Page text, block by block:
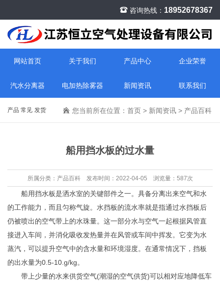
咨询热线： 18952678367
网站首页 关于我们 产品中心 企业荣誉
汽水分离器 电加热除雾器 新闻资讯 联系我们
产品 常见 发货 您当前所在位置： 首页 > 新闻资讯 > 产品百科
船用挡水板的过水量
所属分类：产品百科 发布时间：2022-04-05 浏览量： 587次
船用挡水板是洒水室的关键部件之一。具备分离出来空气和水
的工作能力，而且匀称气旋。水挡板的流水率就是指通过水挡板后
仍被喷出的空气带上的水珠量。这一部分水与空气一起根据风管直
接进入车间，并消化吸收发热量并在风管或车间中挥发。它变为水
蒸汽，可以提升空气中的含水量和环境湿度。在通常情况下，挡板
的出水量为0.5-10.g/kg。
带上少量的水来供货空气(潮湿的空气供货)可以相对应地降低车